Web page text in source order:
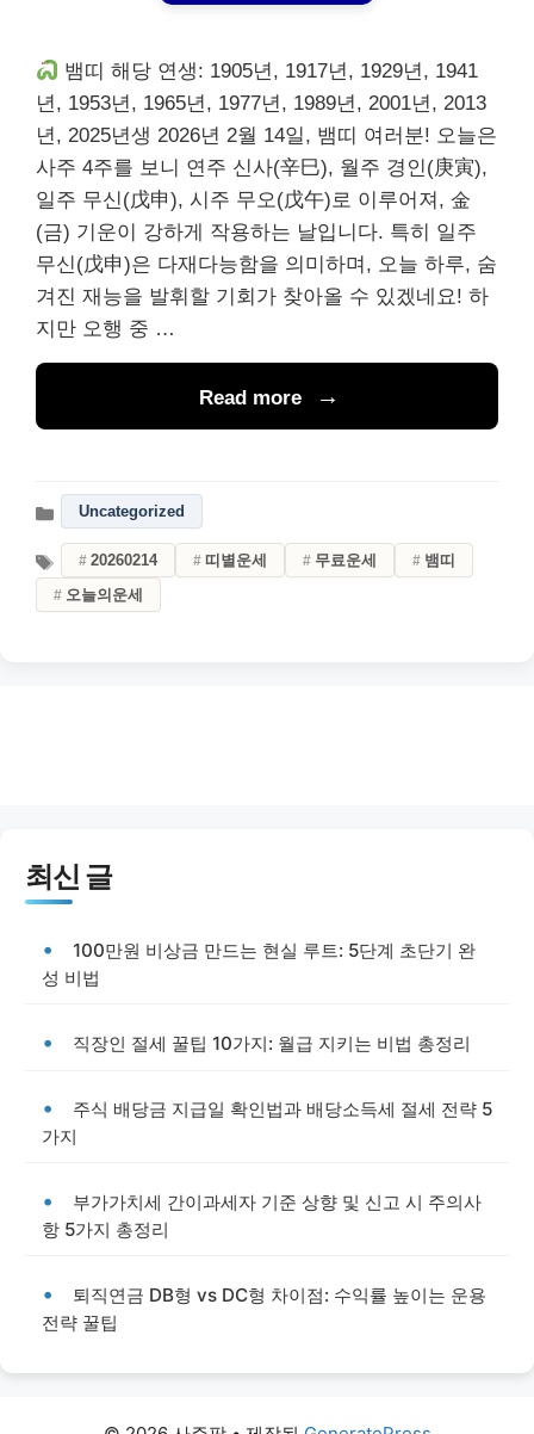
뱀띠 해당 연생: 1905년, 1917년, 1929년, 1941
년, 1953년, 1965년, 1977년, 1989년, 2001년, 2013
년, 2025년생 2026년 2월 14일, 뱀띠 여러분! 오늘은
사주 4주를 보니 연주 신사(辛巳), 월주 경인(庚寅),
일주 무신(戊申), 시주 무오(戊午)로 이루어져, 金
(금) 기운이 강하게 작용하는 날입니다. 특히 일주
무신(戊申)은 다재다능함을 의미하며, 오늘 하루, 숨
겨진 재능을 발휘할 기회가 찾아올 수 있겠네요! 하
지만 오행 중 …
Read more
Uncategorized
20260214 띠별운세 무료운세
뱀띠
오늘의운세
최신 글
100만원 비상금 만드는 현실 루트: 5단계 초단기 완
성 비법
직장인 절세 꿀팁 10가지: 월급 지키는 비법 총정리
주식 배당금 지급일 확인법과 배당소득세 절세 전략 5
가지
부가가치세 간이과세자 기준 상향 및 신고 시 주의사
항 5가지 총정리
퇴직연금 DB형 vs DC형 차이점: 수익률 높이는 운용
전략 꿀팁